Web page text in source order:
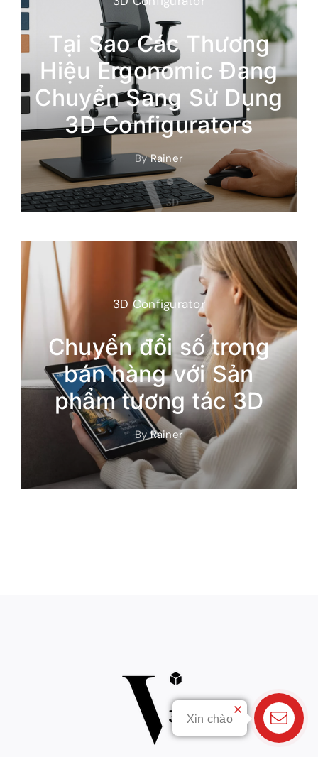
3D Configurator
Tại Sao Các Thương
Hiệu Ergonomic Đang
Chuyển Sang Sử Dụng
3D Configurators
ByRainer
3D Configurator
Chuyển đổi số trong
bán hàng với Sản
phẩm tương tác 3D
ByRainer
Liên hệ
Xin chào